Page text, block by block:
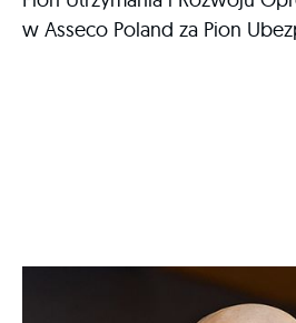
w Asseco Poland za Pion